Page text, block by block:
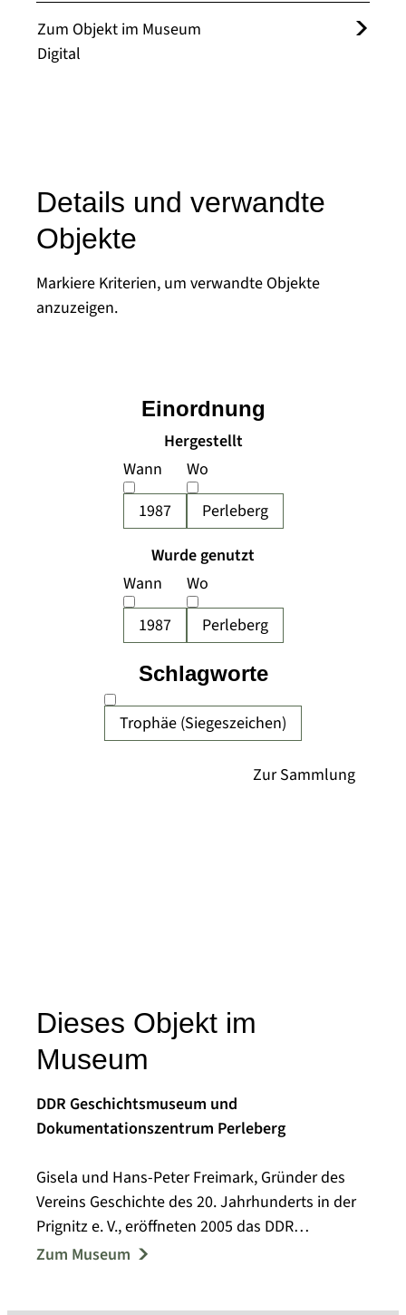
Zum Objekt im Museum
Digital
Details und verwandte
Objekte
Markiere Kriterien, um verwandte Objekte
anzuzeigen.
Hergestellt
Wann
1987
Wo
Perleberg
Wurde genutzt
Wann
1987
Wo
Perleberg
Trophäe (Siegeszeichen)
Einordnung
Schlagworte
Dieses Objekt im
Museum
DDR Geschichtsmuseum und
Dokumentationszentrum Perleberg
Gisela und Hans-Peter Freimark, Gründer des
Vereins Geschichte des 20. Jahrhunderts in der
Prignitz e. V., eröffneten 2005 das DDR
Geschichtsmuseum und
Zum Museum